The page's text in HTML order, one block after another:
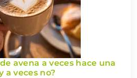
avena a veces hace una
a veces no?